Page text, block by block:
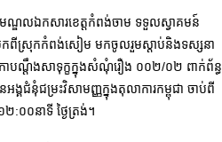
ណ្ឌលឯកសារខេត្តកំពង់ចាម ទទួលស្វាគមន៍
មកពីស្រុកកំពង់សៀម មកចូលរួមស្តាប់និងទស្សនា
ាបណ្តឹងសាទុក្ខក្នុងសំណុំរឿង ០០២/០២ ពាក់ព័ន្ធ
ជំនុំជម្រះវិសាមញ្ញក្នុងតុលាការកម្ពុជា ចាប់ពី
០០នាទី ថ្ងៃត្រង់។